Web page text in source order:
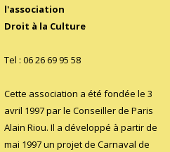
l'association
Droit à la Culture
Tel : 06 26 69 95 58
Cette association a été fondée le 3
avril 1997 par le Conseiller de Paris
Alain Riou. Il a développé à partir de
mai 1997 un projet de Carnaval de